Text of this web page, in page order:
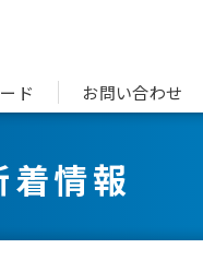
ド お問い合わせ
情報